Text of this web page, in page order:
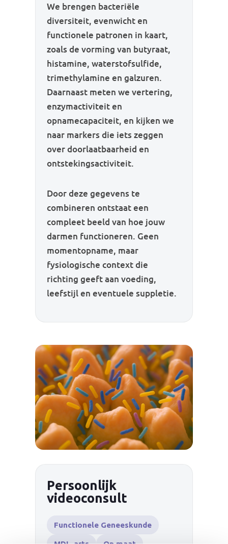
We brengen bacteriële
diversiteit, evenwicht en
functionele patronen in kaart,
zoals de vorming van butyraat,
histamine, waterstofsulfide,
trimethylamine en galzuren.
Daarnaast meten we vertering,
enzymactiviteit en
opnamecapaciteit, en kijken we
naar markers die iets zeggen
over doorlaatbaarheid en
ontstekingsactiviteit.
Door deze gegevens te
combineren ontstaat een
compleet beeld van hoe jouw
darmen functioneren. Geen
momentopname, maar
fysiologische context die
richting geeft aan voeding,
leefstijl en eventuele suppletie.
Persoonlijk
videoconsult
Functionele Geneeskunde